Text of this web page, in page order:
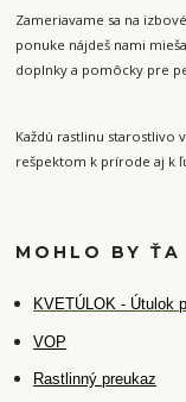
Zameriavame sa na
ponuke nájdeš nami
doplnky a pomôcky pre
Každú rastlinu starostlivo
rešpektom k prírode aj k
MOHLO BY
KVETÚLOK - Útulok
VOP
Rastlinný preukaz